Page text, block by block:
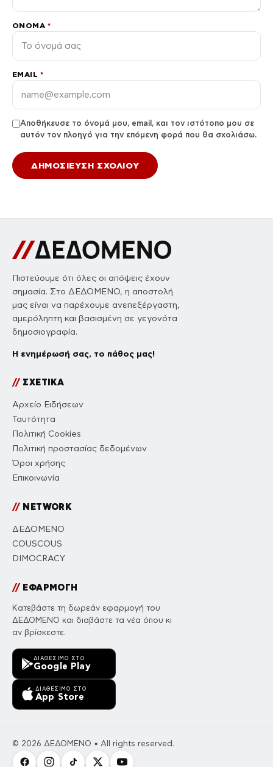
ΌΝΟΜΑ *
EMAIL *
Αποθήκευσε το όνομά μου, email, και τον ιστότοπο μου σε
αυτόν τον πλοηγό για την επόμενη φορά που θα σχολιάσω.
Πιστεύουμε ότι όλες οι απόψεις έχουν
σημασία. Στο ΔΕΔΟΜΕΝΟ, η αποστολή
μας είναι να παρέχουμε ανεπεξέργαστη,
αμερόληπτη και βασισμένη σε γεγονότα
δημοσιογραφία.
Η ενημέρωσή σας, το πάθος μας!
//ΣΧΕΤΙΚΑ
Αρχείο Ειδήσεων
Ταυτότητα
Πολιτική Cookies
Πολιτική προστασίας δεδομένων
Όροι χρήσης
Επικοινωνία
//NETWORK
ΔΕΔΟΜΕΝΟ
COUSCOUS
DIMOCRACY
//ΕΦΑΡΜΟΓΗ
Κατεβάστε τη δωρεάν εφαρμογή του
ΔΕΔΟΜΕΝΟ και διαβάστε τα νέα όπου κι
αν βρίσκεστε.
ΔΙΑΘΈΣΙΜΟ ΣΤΟ
Google Play
ΔΙΑΘΈΣΙΜΟ ΣΤΟ
App Store
© 2026 ΔΕΔΟΜΕΝΟ • All rights reserved.